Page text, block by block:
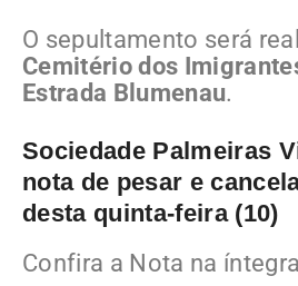
O sepultamento será
Cemitério dos
Estrada Blumenau.
Sociedade Palmeiras
nota de pesar e
desta quinta-feira (10)
Confira a Nota na